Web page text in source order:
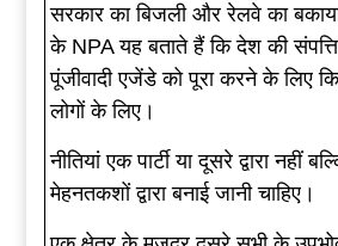
सरकार का बिजली और रेलवे का
के NPA यह बताते हैं कि देश की
पूंजीवादी एजेंडे को पूरा करने के लिए
लोगों के लिए।
नीतियां एक पार्टी या दूसरे द्वारा नहीं
मेहनतकशों द्वारा बनाई जानी चाहिए।